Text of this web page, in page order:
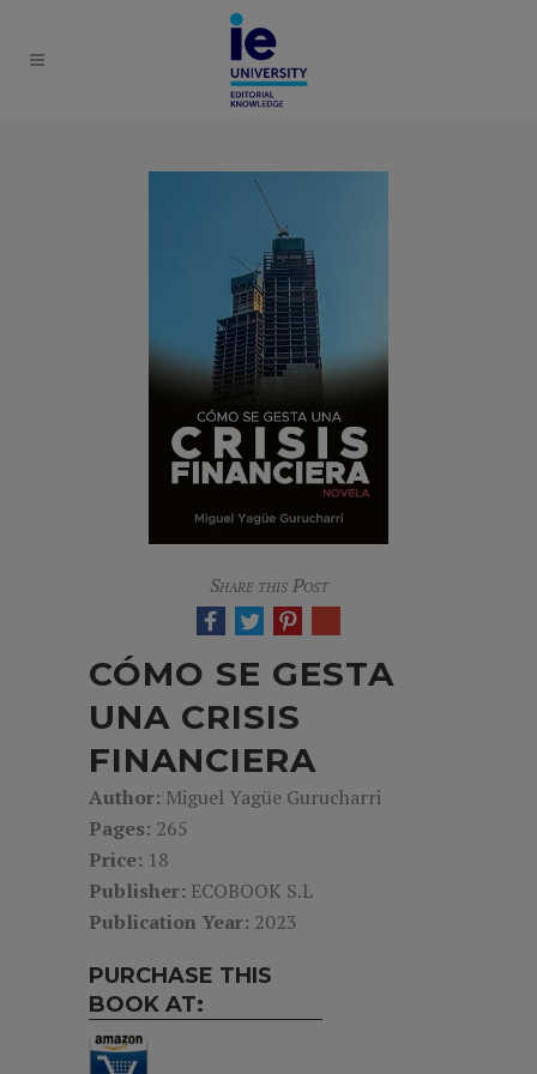
Share this Post
CÓMO SE GESTA
UNA CRISIS
FINANCIERA
Author: Miguel Yagüe Gurucharri
Pages: 265
Price: 18
Publisher: ECOBOOK S.L
Publication Year: 2023
PURCHASE THIS
BOOK AT: